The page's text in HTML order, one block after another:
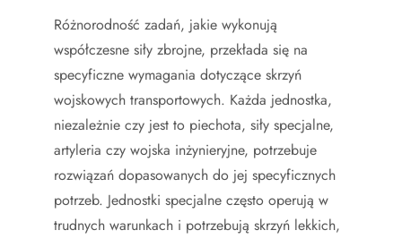
Różnorodność zadań, jakie wykonują
współczesne siły zbrojne, przekłada się na
specyficzne wymagania dotyczące skrzyń
wojskowych transportowych. Każda jednostka,
niezależnie czy jest to piechota, siły specjalne,
artyleria czy wojska inżynieryjne, potrzebuje
rozwiązań dopasowanych do jej specyficznych
potrzeb. Jednostki specjalne często operują w
trudnych warunkach i potrzebują skrzyń lekkich,